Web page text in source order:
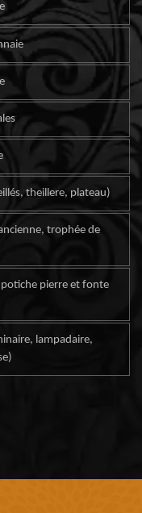
theillere, plateau)
trophée de
pierre et fonte
lampadaire,